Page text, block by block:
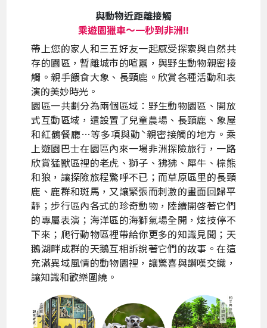
與動物近距離接觸
乘遊園獵車～一秒到非洲!!
帶上您的家人和三五好友一起感受探索與自然共
存的園區，暫離城市的喧囂，與野生動物親密接
觸。親手餵食大象、長頸鹿。欣賞各種活動和表
演的美妙時光。
園區一共劃分為兩個區域：野生動物園區、開放
式互動區域，還設置了兒童農場、長頸鹿、象屋
和紅鶴餐廳…等多項與動ˋ親密接觸的地方。乘
上遊園巴士在園區內來一場非洲探險旅行，一路
欣賞猛獸區裡的老虎、獅子、狒狒、犀牛、棕熊
和狼，讓探險旅程驚呼不已；而草原區里的長頸
鹿、鹿群和斑馬，又讓緊張而刺激的畫面回歸平
靜；步行區內各式的珍奇動物，陸續開啓著它們
的專屬表演；海洋區的海獅氣場全開，炫技停不
下來；爬行動物區裡帶給你更多的知識見聞；天
鵝湖畔成群的天鵝互相訴說著它們的故事。在這
充滿異域風情的動物園裡，讓驚喜與讚嘆交織，
讓知識和歡樂圍繞。